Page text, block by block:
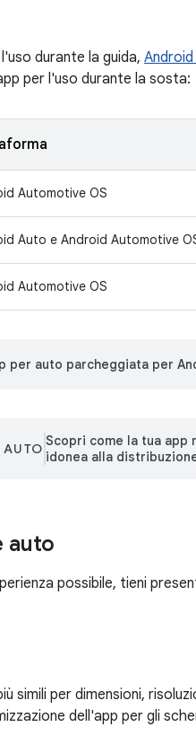
durante la guida,
per l'uso durante la sosta:
Automotive OS
Auto e Android Automotive
Automotive OS
per auto parcheggiata per
Scopri come la tua
idonea alla
auto
possibile, tieni
simili per dimensioni,
dell'app per gli